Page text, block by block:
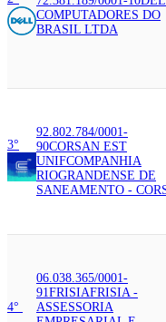
COMPUTADORES DO
BRASIL LTDA
3°
92.802.784/0001-
90CORSAN EST
UNIFCOMPANHIA
RIOGRANDENSE DE
SANEAMENTO -
4°
06.038.365/0001-
91FRISIAFRISIA -
ASSESSORIA